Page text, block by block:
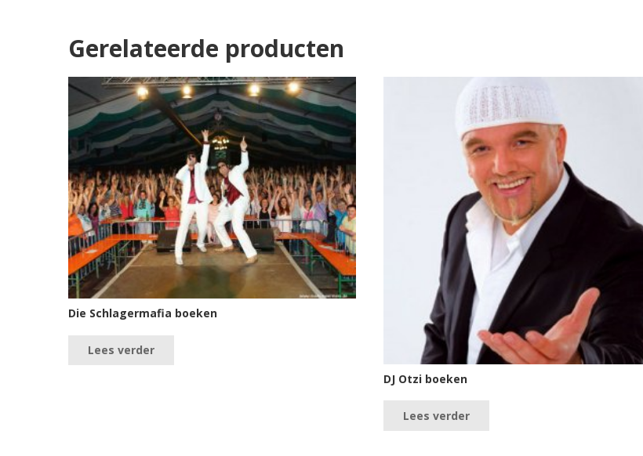
Gerelateerde producten
Die Schlagermafia boeken
Lees verder
DJ Otzi boeken
Lees verder